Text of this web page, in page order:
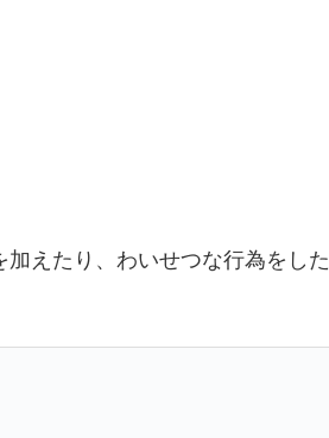
えたり、わいせつな行為をし